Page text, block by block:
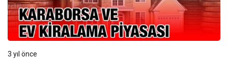
3 yıl önce